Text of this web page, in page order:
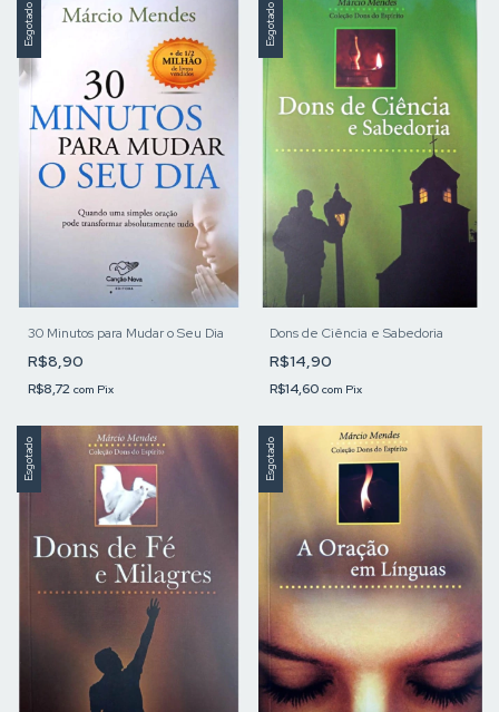
Esgotado
30 Minutos para Mudar o Seu Dia
R$8,90
R$8,72 com Pix
Esgotado
Dons de Ciência e Sabedoria
R$14,90
R$14,60 com Pix
Esgotado Esgotado